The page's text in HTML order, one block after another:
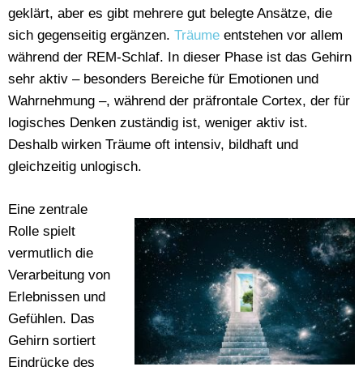
geklärt, aber es gibt mehrere gut belegte Ansätze, die
sich gegenseitig ergänzen. Träume entstehen vor allem
während der REM-Schlaf. In dieser Phase ist das Gehirn
sehr aktiv – besonders Bereiche für Emotionen und
Wahrnehmung –, während der präfrontale Cortex, der für
logisches Denken zuständig ist, weniger aktiv ist.
Deshalb wirken Träume oft intensiv, bildhaft und
gleichzeitig unlogisch.
Eine zentrale
Rolle spielt
vermutlich die
Verarbeitung von
Erlebnissen und
Gefühlen. Das
Gehirn sortiert
Eindrücke des